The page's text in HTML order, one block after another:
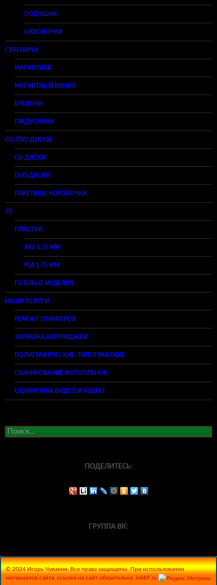
ПОДУШКИ
НАВОЛОЧКИ
СУВЕНИРЫ
МАГНИТИКИ
МАГНИТНЫЙ ВИНИЛ
БРЕЛОКИ
ГРАДУСНИКИ
CD, DVD ДИСКИ
CD ДИСКИ
DVD ДИСКИ
ПАКЕТИКИ, КОРОБОЧКИ
3D
ПЛАСТИК
ABS 1,75 ММ
PLA 1,75 ММ
ГОТОВЫЕ ИЗДЕЛИЯ
НАШИ УСЛУГИ
РЕМОНТ ПРИНТЕРОВ
ЗАПРАВКА КАРТРИДЖЕЙ
ПОЛИГРАФИЧЕСКИЕ, ТИПОГРАФСКИЕ
СКАНИРОВАНИЕ ФОТОПЛЕНОК
ОЦИФРОВКА ВИДЕО И АУДИО
Найти:
ПОДЕЛИТЕСЬ:
ГРУППА ВК:
© 2024 Игорь Чувакин. Все права защищены. При использовании
материалов сайта, ссылка на сайт обязательна. inkRF.ru